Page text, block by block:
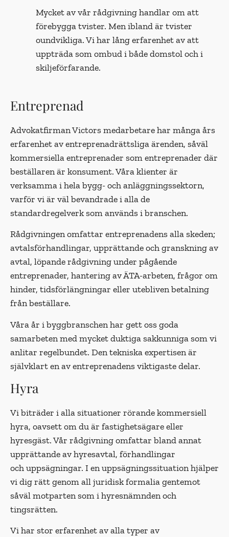
Mycket av vår rådgivning handlar om att
förebygga tvister. Men ibland är tvister
oundvikliga. Vi har lång erfarenhet av att
uppträda som ombud i både domstol och i
skiljeförfarande.
Entreprenad
Advokatfirman Victors medarbetare har många års
erfarenhet av entreprenadrättsliga ärenden, såväl
kommersiella entreprenader som entreprenader där
beställaren är konsument. Våra klienter är
verksamma i hela bygg- och anläggningssektorn,
varför vi är väl bevandrade i alla de
standardregelverk som används i branschen.
Rådgivningen omfattar entreprenadens alla skeden;
avtalsförhandlingar, upprättande och granskning av
avtal, löpande rådgivning under pågående
entreprenader, hantering av ÄTA-arbeten, frågor om
hinder, tidsförlängningar eller utebliven betalning
från beställare.
Våra år i byggbranschen har gett oss goda
samarbeten med mycket duktiga sakkunniga som vi
anlitar regelbundet. Den tekniska expertisen är
självklart en av entreprenadens viktigaste delar.
Hyra
Vi biträder i alla situationer rörande kommersiell
hyra, oavsett om du är fastighetsägare eller
hyresgäst. Vår rådgivning omfattar bland annat
upprättande av hyresavtal, förhandlingar
och uppsägningar. I en uppsägningssituation hjälper
vi dig rätt genom all juridisk formalia gentemot
såväl motparten som i hyresnämnden och
tingsrätten.
Vi har stor erfarenhet av alla typer av